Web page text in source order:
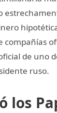
compañías
de uno
ruso.
los